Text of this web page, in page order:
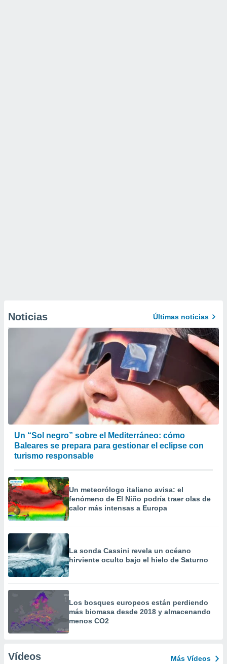
Noticias Últimas noticias
Un “Sol negro” sobre el Mediterráneo: cómo
Baleares se prepara para gestionar el eclipse con
turismo responsable
Un meteorólogo italiano avisa: el
fenómeno de El Niño podría traer olas de
calor más intensas a Europa
La sonda Cassini revela un océano
hirviente oculto bajo el hielo de Saturno
Los bosques europeos están perdiendo
más biomasa desde 2018 y almacenando
menos CO2
Vídeos Más Vídeos